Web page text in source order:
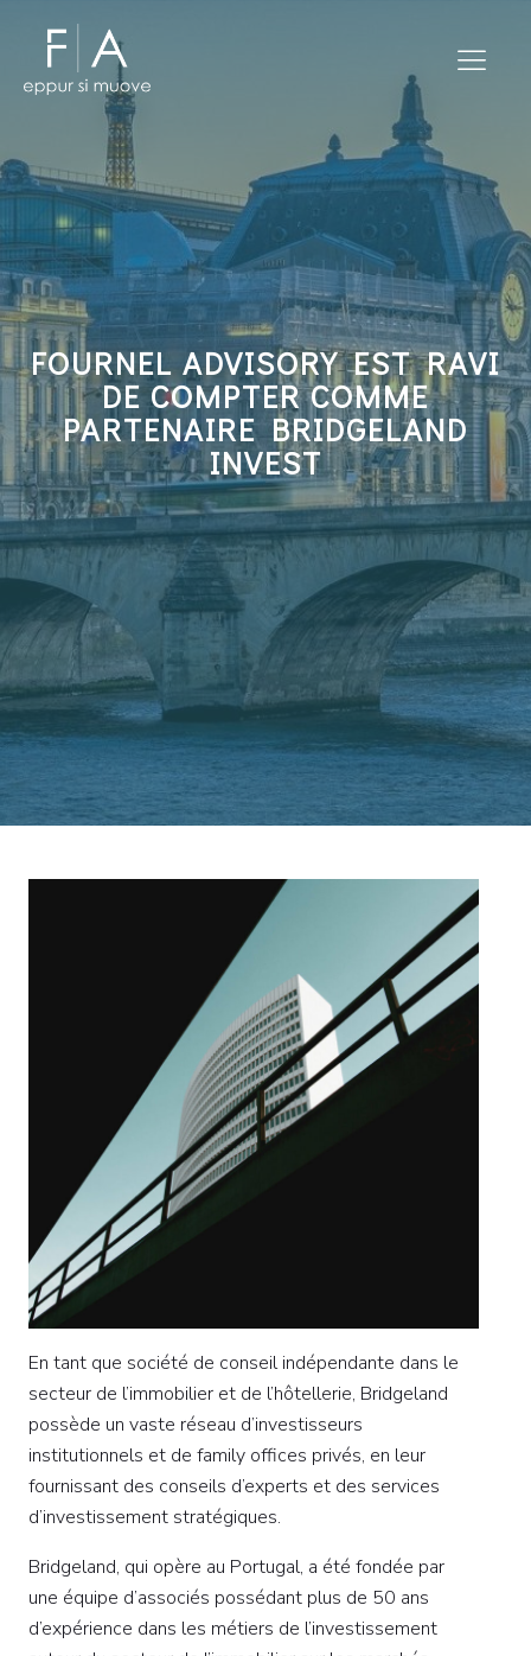
FOURNEL ADVISORY EST RAVI
DE COMPTER COMME
PARTENAIRE BRIDGELAND
INVEST
En tant que société de conseil indépendante dans le
secteur de l’immobilier et de l’hôtellerie, Bridgeland
possède un vaste réseau d’investisseurs
institutionnels et de family offices privés, en leur
fournissant des conseils d’experts et des services
d’investissement stratégiques.
Bridgeland, qui opère au Portugal, a été fondée par
une équipe d’associés possédant plus de 50 ans
d’expérience dans les métiers de l’investissement